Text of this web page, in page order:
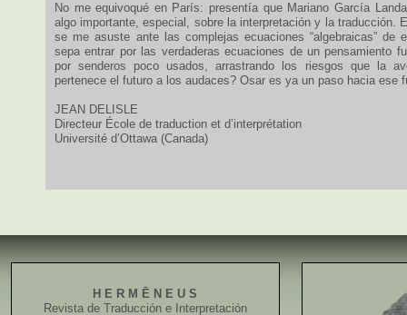
No me equivoqué en París: presentía que Mariano García
algo importante, especial, sobre la interpretación y la traducción.
se me asuste ante las complejas ecuaciones “algebraicas” de
sepa entrar por las verdaderas ecuaciones de un pensamiento
por senderos poco usados, arrastrando los riesgos que la
pertenece el futuro a los audaces? Osar es ya un paso hacia ese
JEAN DELISLE
Directeur École de traduction et d’interprétation
Université d’Ottawa (Canada)
H E R M Ē N E U S
Revista de Traducción e Interpretación